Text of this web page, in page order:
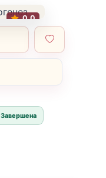
0.0
Завершена